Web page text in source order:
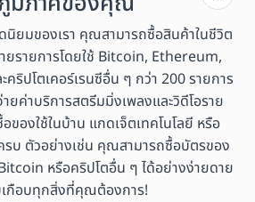
ยมของเรา คุณสามารถซื้อสินค้าในชีวิต
ยรายการโดยใช้ Bitcoin, Ethereum,
ริปโตเคอร์เรนซีอื่น ๆ กว่า 200 รายการ
ยค่าบริการสตรีมมิ่งเพลงและวิดีโอราย
ของใช้ในบ้าน แกดเจ็ตเทคโนโลยี หรือ
บ ตัวอย่างเช่น คุณสามารถซื้อบัตรของ
หรือคริปโตอื่น ๆ ได้อย่างง่ายดาย
เกือบทุกสิ่งที่คุณต้องการ!